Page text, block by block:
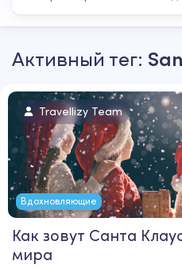
Активный тег:
Travellizy Team
Вдохновляющие
Как зовут Санта
мира